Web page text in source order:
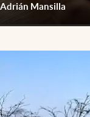
Adrián Mansilla